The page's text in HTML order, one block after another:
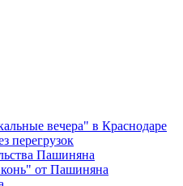
вечера" в Краснодаре
перегрузок
Пашиняна
от Пашиняна